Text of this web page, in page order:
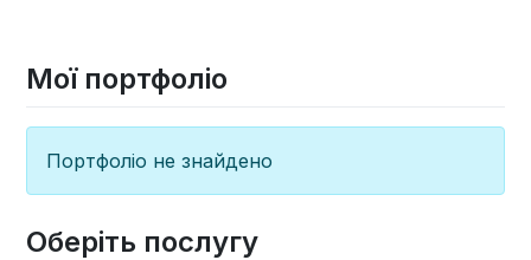
Мої портфоліо
Портфоліо не знайдено
Оберіть послугу